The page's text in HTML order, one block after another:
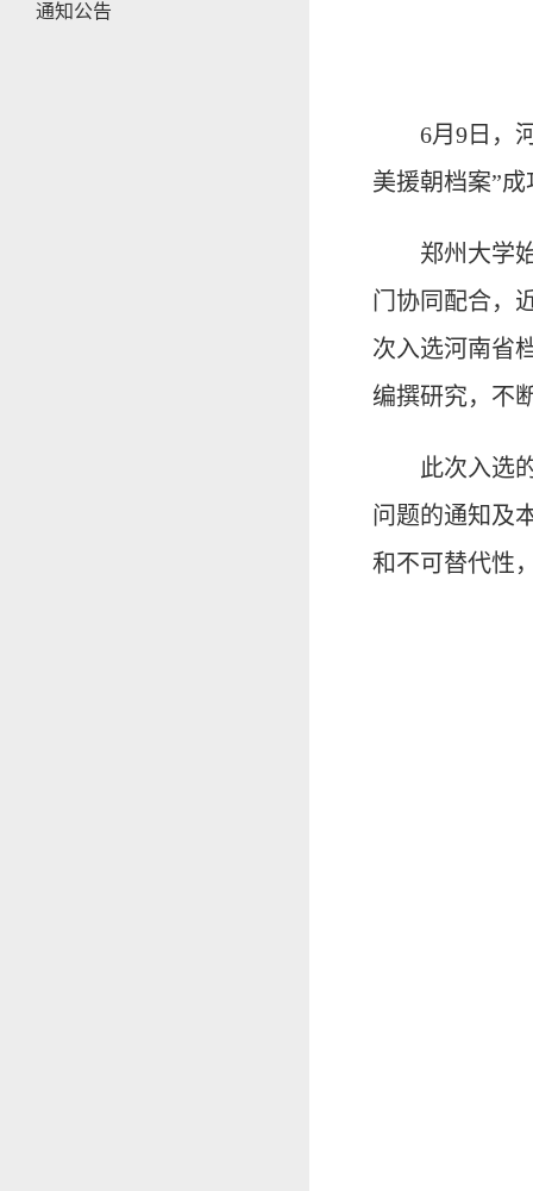
通知公告
6月9日，
美援朝档案”
郑州大学
门协同配合，
次入选河南省
编撰研究，不
此次入选
问题的通知及
和不可替代性